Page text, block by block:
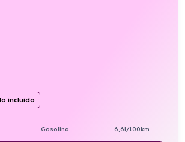
incluido
Gasolina 6,6l/100km